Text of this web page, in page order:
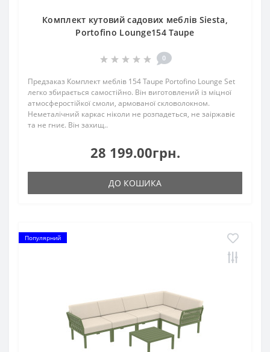
Комплект кутовий садових меблів Siesta,
Portofino Lounge154 Taupe
0
Предзаказ Комплект меблів 154 Taupe Portofino Lounge Set
легко збирається самостійно. Він виготовлений із міцної
атмосферостійкої смоли, армованої скловолокном.
Неметалічний каркас ніколи не розпадеться, не заіржавіє
та не гниє. Він захищ..
28 199.00грн.
ДО КОШИКА
Популярний